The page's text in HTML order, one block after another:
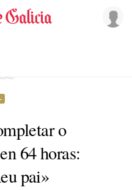
o
64 horas:
pai»